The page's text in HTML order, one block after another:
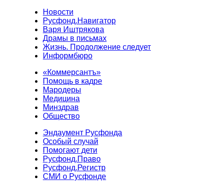
Новости
Русфонд.Навигатор
Варя Иштрякова
Драмы в письмах
Жизнь. Продолжение следует
Информбюро
«Коммерсантъ»
Помощь в кадре
Мародеры
Медицина
Минздрав
Общество
Эндаумент Русфонда
Особый случай
Помогают дети
Русфонд.Право
Русфонд.Регистр
СМИ о Русфонде